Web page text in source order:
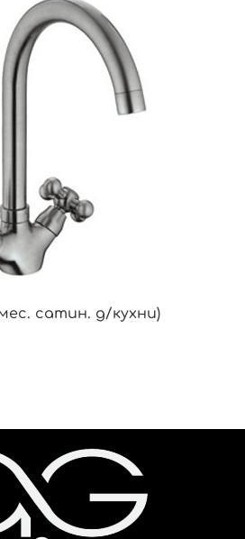
сатин. д/кухни)